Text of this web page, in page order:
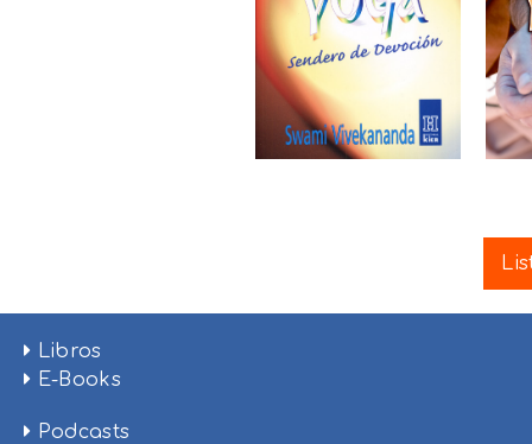
Libros
E-Books
Podcasts